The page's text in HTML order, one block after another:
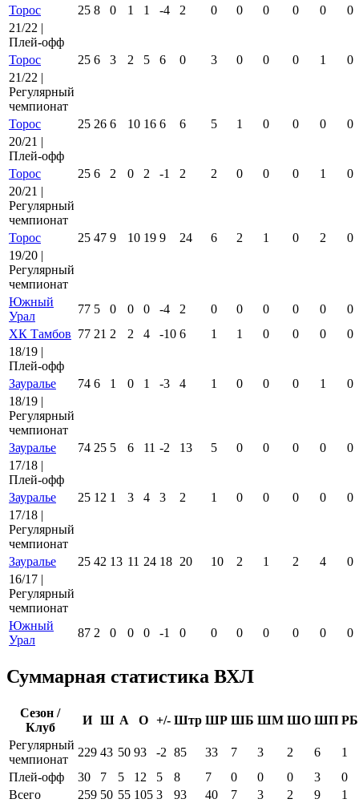
Торос
25 8 0 1 1 -4 2 0 0 0 0 0
0
21/22 |
Плей-офф
Торос
25 6 3 2 5 6 0 3 0 0 0 1
0
21/22 |
Регулярный
чемпионат
Торос
25 26 6 10 16 6 6 5 1 0 0 0
0
20/21 |
Плей-офф
Торос
25 6 2 0 2 -1 2 2 0 0 0 1
0
20/21 |
Регулярный
чемпионат
Торос
25 47 9 10 19 9 24 6 2 1 0 2
0
19/20 |
Регулярный
чемпионат
Южный
Урал
77 5 0 0 0 -4 2 0 0 0 0 0
0
ХК Тамбов 77 21 2 2 4 -10 6 1 1 0 0 0
0
18/19 |
Плей-офф
Зауралье
74 6 1 0 1 -3 4 1 0 0 0 1
0
18/19 |
Регулярный
чемпионат
Зауралье
74 25 5 6 11 -2 13 5 0 0 0 0
0
17/18 |
Плей-офф
Зауралье
25 12 1 3 4 3 2 1 0 0 0 0
0
17/18 |
Регулярный
чемпионат
Зауралье
25 42 13 11 24 18 20 10 2 1 2 4
0
16/17 |
Регулярный
чемпионат
Южный
Урал
87 2 0 0 0 -1 0 0 0 0 0 0 0
Суммарная статистика ВХЛ
Сезон /
Клуб
И Ш А О +/- Штр ШР ШБ ШМ ШО ШП РБ
Регулярный
чемпионат
229 43 50 93 -2 85 33 7 3 2 6
1
Плей-офф
30 7 5 12 5 8 7 0 0 0 3
0
Всего
259 50 55 105 3 93 40 7 3 2 9
1